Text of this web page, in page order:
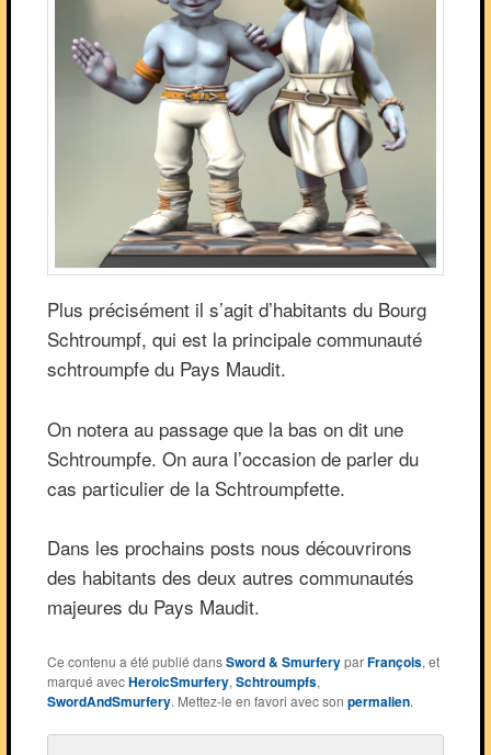
Plus précisément il s’agit d’habitants du Bourg
Schtroumpf, qui est la principale communauté
schtroumpfe du Pays Maudit.
On notera au passage que la bas on dit une
Schtroumpfe. On aura l’occasion de parler du
cas particulier de la Schtroumpfette.
Dans les prochains posts nous découvrirons
des habitants des deux autres communautés
majeures du Pays Maudit.
Ce contenu a été publié dansSword & SmurferyparFrançois, et
marqué avecHeroicSmurfery, Schtroumpfs,
SwordAndSmurfery. Mettez-le en favori avec son permalien.